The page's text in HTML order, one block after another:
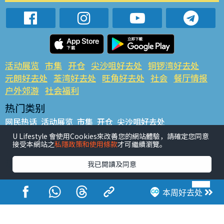
本周好去处
活动展览 市集 开仓 尖沙咀好去处 铜锣湾好去处
元朗好去处 荃湾好去处 旺角好去处 社会 餐厅情报
户外郊游 社会福利
热门类别
网民热话 活动展览 市集 开仓 尖沙咀好去处
铜锣湾好去处 元朗好去处 荃湾好去处 旺角好去处 社会
餐厅情报 户外郊游
热门标签
#UGO揾好去处 #人气活动推介 #美食社群热话
#亲子玩乐好去处
#ULifestyle应用程式
#限时抢
#UJetso礼物放送
#ULifestyle商户中心 #著数 #网络热话
U Lifestyle 會使用Cookies來改善您的網站體驗，請確定您同意
接受本網站之私隱政策和使用條款才可繼續瀏覽。
我已閱讀及同意